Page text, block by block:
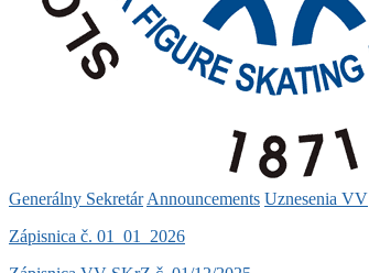
Generálny Sekretár Announcements Uznesenia VV
Zápisnica č. 01_01_2026